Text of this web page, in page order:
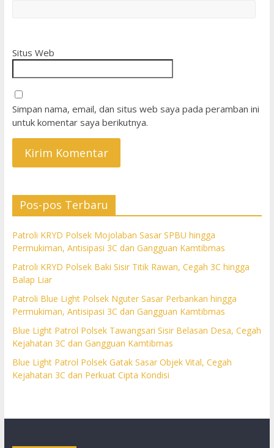
Situs Web
Simpan nama, email, dan situs web saya pada peramban ini
untuk komentar saya berikutnya.
Pos-pos Terbaru
Patroli KRYD Polsek Mojolaban Sasar SPBU hingga
Permukiman, Antisipasi 3C dan Gangguan Kamtibmas
Patroli KRYD Polsek Baki Sisir Titik Rawan, Cegah 3C hingga
Balap Liar
Patroli Blue Light Polsek Nguter Sasar Perbankan hingga
Permukiman, Antisipasi 3C dan Gangguan Kamtibmas
Blue Light Patrol Polsek Tawangsari Sisir Belasan Desa, Cegah
Kejahatan 3C dan Gangguan Kamtibmas
Blue Light Patrol Polsek Gatak Sasar Objek Vital, Cegah
Kejahatan 3C dan Perkuat Cipta Kondisi